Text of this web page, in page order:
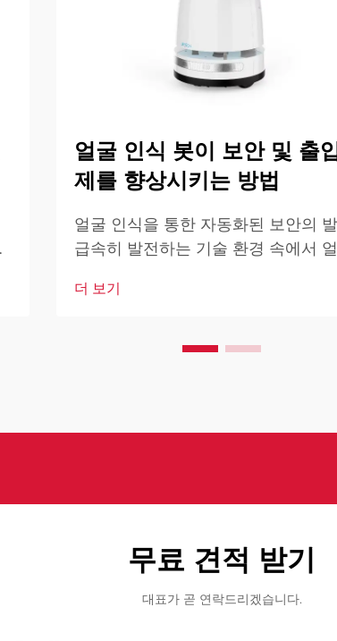
얼굴 인식 봇이 보안 및 출
제를 향상시키는 방법
얼굴 인식을 통한 자동화된 보안의
급속히 발전하는 기술 환경 속에서
로 자리 잡고 있습니다. 이러한 고도로
다양한 기술을 결합하여 설계되었습
더 보기
무료 견적 받기
대표가 곧 연락드리겠습니다.